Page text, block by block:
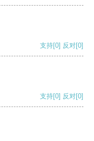
支持[0] 反对[0]
支持[0] 反对[0]